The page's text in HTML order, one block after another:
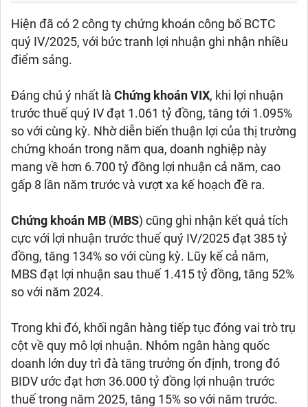
Hiện đã có 2 công ty chứng khoán công bố BCTC
quý IV/2025, với bức tranh lợi nhuận ghi nhận nhiều
điểm sáng.
Đáng chú ý nhất là Chứng khoán VIX, khi lợi nhuận
trước thuế quý IV đạt 1.061 tỷ đồng, tăng tới 1.095%
so với cùng kỳ. Nhờ diễn biến thuận lợi của thị trường
chứng khoán trong năm qua, doanh nghiệp này
mang về hơn 6.700 tỷ đồng lợi nhuận cả năm, cao
gấp 8 lần năm trước và vượt xa kế hoạch đề ra.
Chứng khoán MB (MBS) cũng ghi nhận kết quả tích
cực với lợi nhuận trước thuế quý IV/2025 đạt 385 tỷ
đồng, tăng 134% so với cùng kỳ. Lũy kế cả năm,
MBS đạt lợi nhuận sau thuế 1.415 tỷ đồng, tăng 52%
so với năm 2024.
Trong khi đó, khối ngân hàng tiếp tục đóng vai trò trụ
cột về quy mô lợi nhuận. Nhóm ngân hàng quốc
doanh lớn duy trì đà tăng trưởng ổn định, trong đó
BIDV ước đạt hơn 36.000 tỷ đồng lợi nhuận trước
thuế trong năm 2025, tăng 15% so với năm trước.